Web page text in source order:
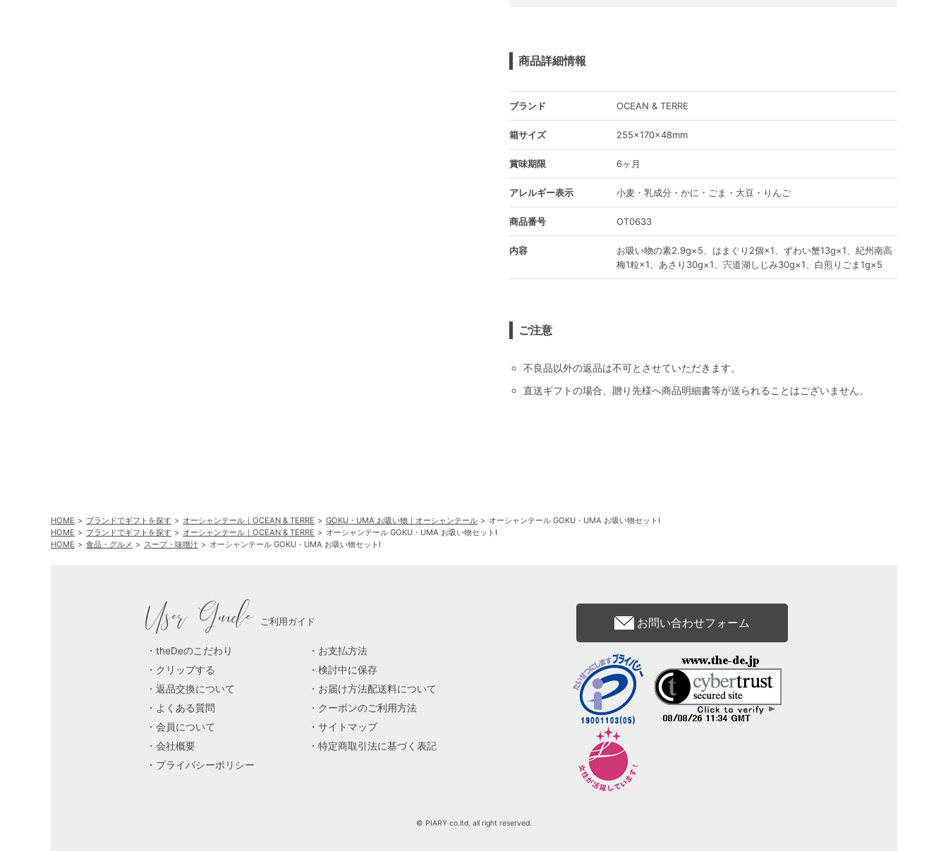
商品詳細情報
ブランド OCEAN & TERRE
箱サイズ 255×170×48mm
賞味期限 6ヶ月
アレルギー表示 小麦・乳成分・かに・ごま・大豆・りんご
商品番号 OT0633
内容
お吸い物の素2.9g×5、はまぐり2個×1、ずわい蟹13g×1、紀州南高
梅1粒×1、あさり30g×1、宍道湖しじみ30g×1、白煎りごま1g×5
ご注意
不良品以外の返品は不可とさせていただきます。
直送ギフトの場合、贈り先様へ商品明細書等が送られることはございません。
HOME ブランドでギフトを探す オーシャンテール｜OCEAN & TERRE GOKU・UMA お吸い物｜オーシャンテール
オーシャンテール GOKU・UMA お吸い物セットI
HOME
ブランドでギフトを探す オーシャンテール｜OCEAN & TERRE
オーシャンテール GOKU・UMA お吸い物セットI
HOME
食品・グルメ スープ・味噌汁 オーシャンテール GOKU・UMA お吸い物セットI
User Guide ご利用ガイド
theDeのこだわり
お支払方法
クリップする
検討中に保存
返品交換について
お届け方法配送料について
よくある質問
クーポンのご利用方法
会員について
サイトマップ
会社概要
特定商取引法に基づく表記
プライバシーポリシー
お問い合わせフォーム
© PIARY co.ltd. all right reserved.